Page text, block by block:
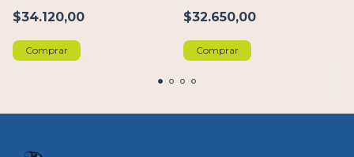
$34.120,00
Comprar
$32.650,00
Comprar